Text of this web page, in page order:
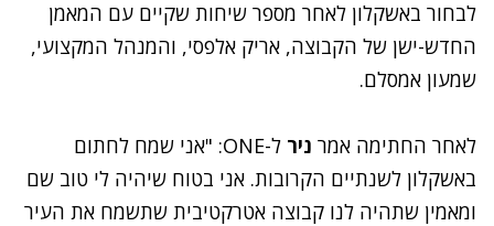
לבחור באשקלון לאחר מספר שיחות שקיים עם המאמן
החדש-ישן של הקבוצה, אריק אלפסי, והמנהל המקצועי,
שמעון אמסלם.
לאחר החתימה אמר ניר
ל-ONE: "אני שמח לחתום
באשקלון לשנתיים הקרובות. אני בטוח שיהיה לי טוב שם
ומאמין שתהיה לנו קבוצה אטרקטיבית שתשמח את העיר